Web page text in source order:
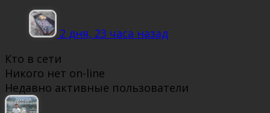
2 дня, 23 часа назад
Кто в сети
Никого нет on-line
Недавно активные пользователи